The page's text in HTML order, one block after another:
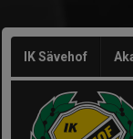
IK Sävehof